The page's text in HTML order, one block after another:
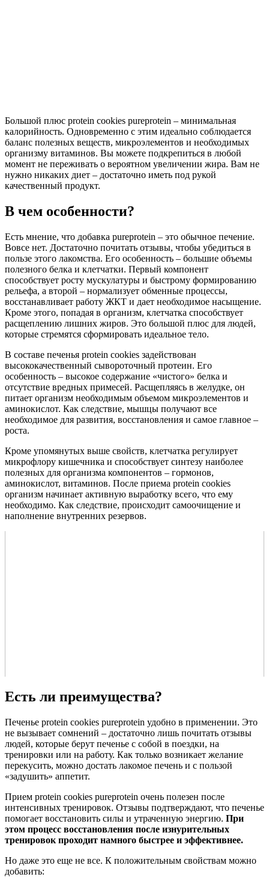
Большой плюс protein cookies pureprotein – минимальная
калорийность. Одновременно с этим идеально соблюдается
баланс полезных веществ, микроэлементов и необходимых
организму витаминов. Вы можете подкрепиться в любой
момент не переживать о вероятном увеличении жира. Вам не
нужно никаких диет – достаточно иметь под рукой
качественный продукт.
В чем особенности?
Есть мнение, что добавка pureprotein – это обычное печение.
Вовсе нет. Достаточно почитать отзывы, чтобы убедиться в
пользе этого лакомства. Его особенность – большие объемы
полезного белка и клетчатки. Первый компонент
способствует росту мускулатуры и быстрому формированию
рельефа, а второй – нормализует обменные процессы,
восстанавливает работу ЖКТ и дает необходимое насыщение.
Кроме этого, попадая в организм, клетчатка способствует
расщеплению лишних жиров. Это большой плюс для людей,
которые стремятся сформировать идеальное тело.
В составе печенья protein cookies задействован
высококачественный сывороточный протеин. Его
особенность – высокое содержание «чистого» белка и
отсутствие вредных примесей. Расщепляясь в желудке, он
питает организм необходимым объемом микроэлементов и
аминокислот. Как следствие, мышцы получают все
необходимое для развития, восстановления и самое главное –
роста.
Кроме упомянутых выше свойств, клетчатка регулирует
микрофлору кишечника и способствует синтезу наиболее
полезных для организма компонентов – гормонов,
аминокислот, витаминов. После приема protein cookies
организм начинает активную выработку всего, что ему
необходимо. Как следствие, происходит самоочищение и
наполнение внутренних резервов.
Есть ли преимущества?
Печенье protein cookies pureprotein удобно в применении. Это
не вызывает сомнений – достаточно лишь почитать отзывы
людей, которые берут печенье с собой в поездки, на
тренировки или на работу. Как только возникает желание
перекусить, можно достать лакомое печень и с пользой
«задушить» аппетит.
Прием protein cookies pureprotein очень полезен после
интенсивных тренировок. Отзывы подтверждают, что печенье
помогает восстановить силы и утраченную энергию. При
этом процесс восстановления после изнурительных
тренировок проходит намного быстрее и эффективнее.
Но даже это еще не все. К положительным свойствам можно
добавить: